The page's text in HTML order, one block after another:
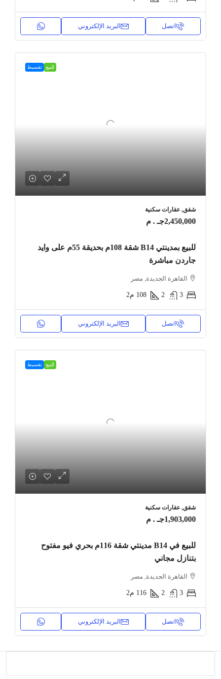
اتصل البريد الإلكتروني
للبيع تقسيط
شقق, عقارات سكنية
2,450,000جـ . م
للبيع بمدينتي B14 شقة 108م بحديقة 55م على وايد
جاردن مباشرة
القاهرة الجديدة, مصر
3
2
108 م2
اتصل البريد الإلكتروني
للبيع تقسيط
شقق, عقارات سكنية
1,903,000جـ . م
للبيع في B14 مدينتي شقة 116م بحري فيو مفتوح
بتنازل مجاني
القاهرة الجديدة, مصر
3
2
116 م2
اتصل البريد الإلكتروني